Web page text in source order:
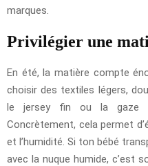
marques.
Privilégier une
En été, la matière compte
choisir des textiles légers,
le jersey fin ou la gaze
Concrètement, cela permet
et l’humidité. Si ton bébé
avec la nuque humide, c’est